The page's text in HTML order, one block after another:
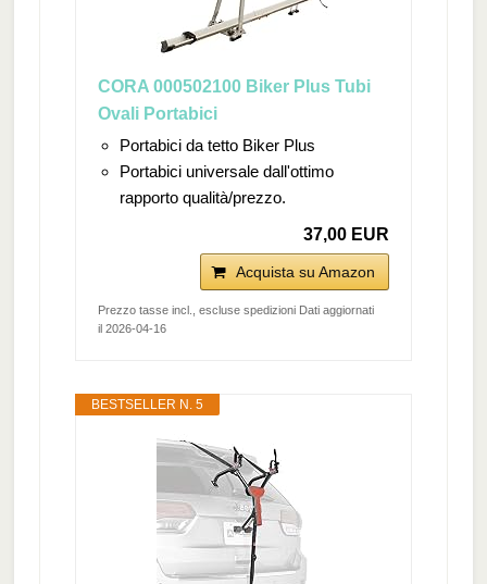
CORA 000502100 Biker Plus Tubi
Ovali Portabici
Portabici da tetto Biker Plus
Portabici universale dall'ottimo
rapporto qualità/prezzo.
37,00 EUR
Acquista su Amazon
Prezzo tasse incl., escluse spedizioni Dati aggiornati
il 2026-04-16
BESTSELLER N. 5